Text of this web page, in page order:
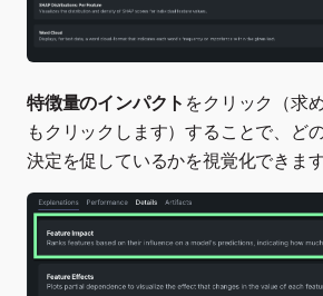
特徴量のインパクト をクリック（求
もクリックします）することで、ど
決定を促しているかを視覚化できます